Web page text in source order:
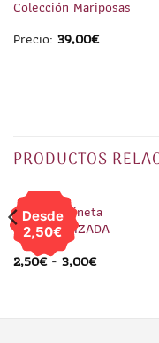
Colección Mariposas
Precio: 39,00€
PRODUCTOS
Desde
2,50€
Llavero Peineta
PERSONALIZADA
2,50€- 3,00€